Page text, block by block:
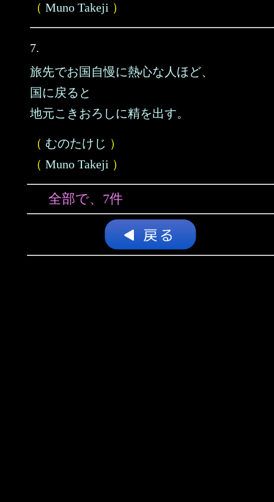
（ Muno Takeji ）
7.
旅先でお国自慢に熱心な人ほど、
国に戻ると
地元こきおろしに精を出す。
（ むのたけじ ）
（ Muno Takeji ）
全部で、7件